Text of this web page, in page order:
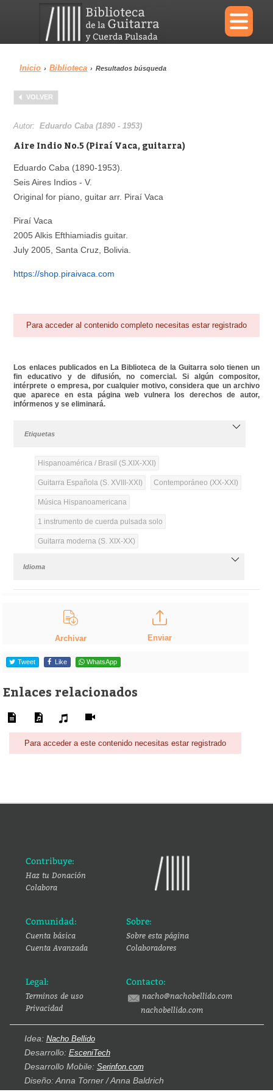
×
Menu
Biblioteca
Área personal
Inicio › Biblioteca › Resultados búsqueda
VOLVER
Autor:Eduardo Caba (1890 - 1953)
Aire Indio No.5 (Piraí Vaca, guitarra)
Eduardo Caba (1890-1953).
Seis Aires Indios - V.
Original for piano, guitar arr. Piraí Vaca
Piraí Vaca
2005 Alkis Efthiamiadis guitar.
July 2005, Santa Cruz, Bolivia.
https://shop.piraivaca.com
Para acceder al contenido completo necesitas estar registrado
Los enlaces publicados en La Biblioteca de la Guitarra solo tienen un
fin educativo y de difusión, no comercial. Si algún compositor,
intérprete o empresa, por cualquier motivo, considera que un archivo
que aparece en esta página web vulnera los derechos de autor,
infórmenos y se eliminará.
Etiquetas
Hispanoamérica / Brasil (S.XIX-XXI)
Guitarra Española (S. XVIII-XXI) Contemporáneo (XX-XXI)
Música Hispanoamericana
1 instrumento de cuerda pulsada solo
Guitarra moderna (S. XIX-XX)
Idioma
Archivar Enviar
Tweet Like WhatsApp
Enlaces relacionados
Para acceder a este contenido necesitas estar registrado
Contribuye:
Haz tu Donación
Colabora
Comunidad:
Cuenta básica
Cuenta Avanzada
Sobre:
Sobre esta página
Colaboradores
Legal:
Terminos de uso
Privacidad
Contacto:
nacho@nachobellido.com
nachobellido.com
Idea: Nacho Bellido
Desarrollo: EsceniTech
Desarrollo Mobile: Serinfon.com
Diseño: Anna Torner / Anna Baldrich